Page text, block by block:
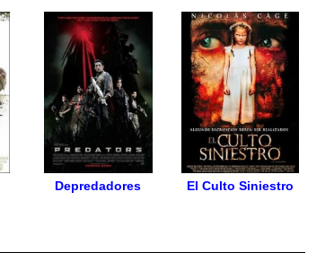
Depredadores El Culto Siniestro